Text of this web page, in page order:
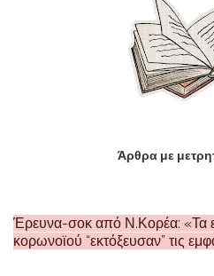
Άρθρα με
Έρευνα-σοκ από Ν.Κορέα: «Τα
κορωνοϊού “εκτόξευσαν” τις